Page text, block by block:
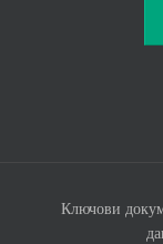
Ключови